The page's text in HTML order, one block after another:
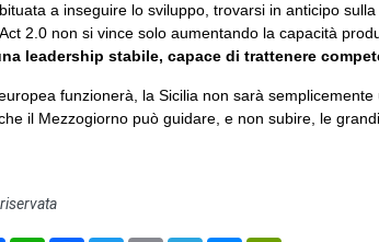
a inseguire lo sviluppo, trovarsi in anticipo
2.0 non si vince solo aumentando la capacità
leadership stabile, capace di trattenere
funzionerà, la Sicilia non sarà
il Mezzogiorno può guidare, e non subire, le